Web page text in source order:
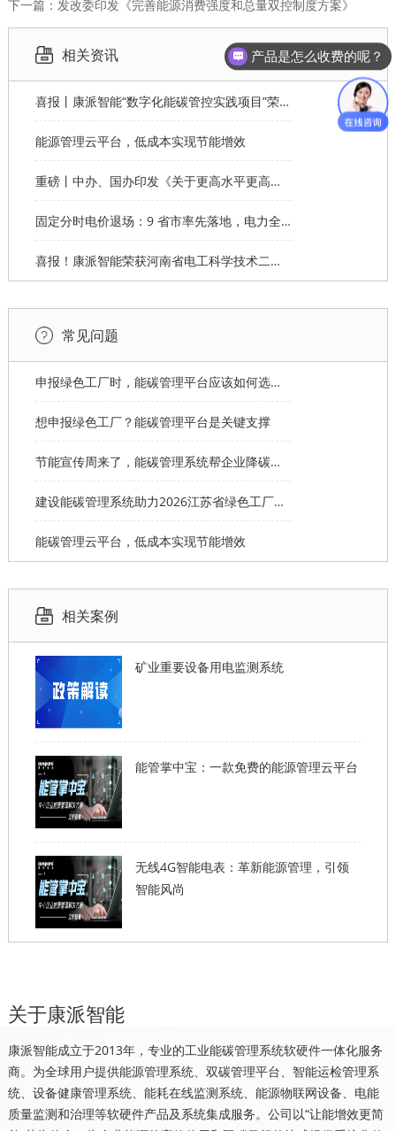
下一篇：发改委印发《完善能源消费强度和总量双控制度方案》
相关资讯
喜报丨康派智能“数字化能碳管控实践项目”荣获第十一届“创客中国”郑州市分赛企业组优秀奖
能源管理云平台，低成本实现节能增效
重磅丨中办、国办印发《关于更高水平更高质量做好节能降碳工作的意见》
固定分时电价退场：9 省市率先落地，电力全产业链格局重塑
喜报！康派智能荣获河南省电工科学技术二等奖
常见问题
申报绿色工厂时，能碳管理平台应该如何选择才能拿满分？
想申报绿色工厂？能碳管理平台是关键支撑
节能宣传周来了，能碳管理系统帮企业降碳达标
建设能碳管理系统助力2026江苏省绿色工厂申报
能碳管理云平台，低成本实现节能增效
相关案例
矿业重要设备用电监测系统
能管掌中宝：一款免费的能源管理云平台
无线4G智能电表：革新能源管理，引领
智能风尚
关于康派智能
康派智能成立于2013年，专业的工业能碳管理系统软硬件一体化服务
商。为全球用户提供能源管理系统、双碳管理平台、智能运检管理系
统、设备健康管理系统、能耗在线监测系统、能源物联网设备、电能
质量监测和治理等软硬件产品及系统集成服务。公司以“让能增效更简
产品是怎么收费的呢？